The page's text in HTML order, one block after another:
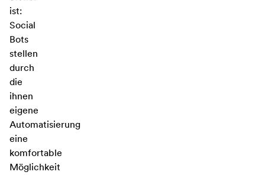
ist:
Social
Bots
stellen
durch
die
ihnen
eigene
Automatisierung
eine
komfortable
Möglichkeit